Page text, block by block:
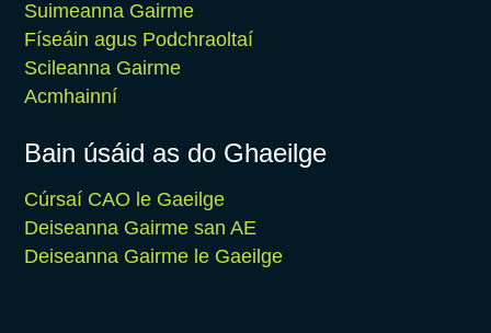
Suimeanna Gairme
Físeáin agus Podchraoltaí
Scileanna Gairme
Acmhainní
Bain úsáid as do Ghaeilge
Cúrsaí CAO le Gaeilge
Deiseanna Gairme san AE
Deiseanna Gairme le Gaeilge